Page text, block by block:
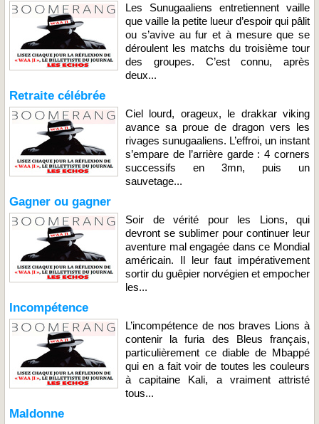
Les Sunugaaliens entretiennent vaille
que vaille la petite lueur d’espoir qui pâlit
ou s’avive au fur et à mesure que se
déroulent les matchs du troisième tour
des groupes. C’est connu, après
deux...
Retraite célébrée
Ciel lourd, orageux, le drakkar viking
avance sa proue de dragon vers les
rivages sunugaaliens. L’effroi, un instant
s’empare de l’arrière garde : 4 corners
successifs en 3mn, puis un
sauvetage...
Gagner ou gagner
Soir de vérité pour les Lions, qui
devront se sublimer pour continuer leur
aventure mal engagée dans ce Mondial
américain. Il leur faut impérativement
sortir du guêpier norvégien et empocher
les...
Incompétence
L’incompétence de nos braves Lions à
contenir la furia des Bleus français,
particulièrement ce diable de Mbappé
qui en a fait voir de toutes les couleurs
à capitaine Kali, a vraiment attristé
tous...
Maldonne